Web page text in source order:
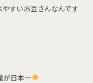
すいお豆さんなんです
が日本一